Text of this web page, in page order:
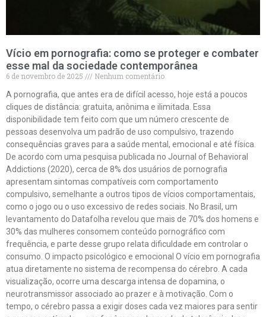
Vício em pornografia: como se proteger e combater
esse mal da sociedade contemporânea
6 de novembro de 2025
Nenhum comentário
A pornografia, que antes era de difícil acesso, hoje está a poucos
cliques de distância: gratuita, anônima e ilimitada. Essa
disponibilidade tem feito com que um número crescente de
pessoas desenvolva um padrão de uso compulsivo, trazendo
consequências graves para a saúde mental, emocional e até física.
De acordo com uma pesquisa publicada no Journal of Behavioral
Addictions (2020), cerca de 8% dos usuários de pornografia
apresentam sintomas compatíveis com comportamento
compulsivo, semelhante a outros tipos de vícios comportamentais,
como o jogo ou o uso excessivo de redes sociais. No Brasil, um
levantamento do Datafolha revelou que mais de 70% dos homens e
30% das mulheres consomem conteúdo pornográfico com
frequência, e parte desse grupo relata dificuldade em controlar o
consumo. O impacto psicológico e emocional O vício em pornografia
atua diretamente no sistema de recompensa do cérebro. A cada
visualização, ocorre uma descarga intensa de dopamina, o
neurotransmissor associado ao prazer e à motivação. Com o
tempo, o cérebro passa a exigir doses cada vez maiores para sentir